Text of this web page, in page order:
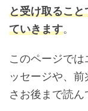
と受け取るこ
ていきます。
このページでは
ッセージや、
さお後まで読